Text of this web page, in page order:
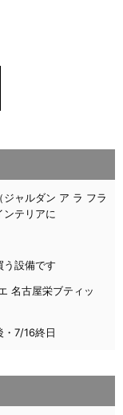
ャルダン ア ラ フラ
ンテリアに
う設備です
名古屋栄ブティッ
7/16終日